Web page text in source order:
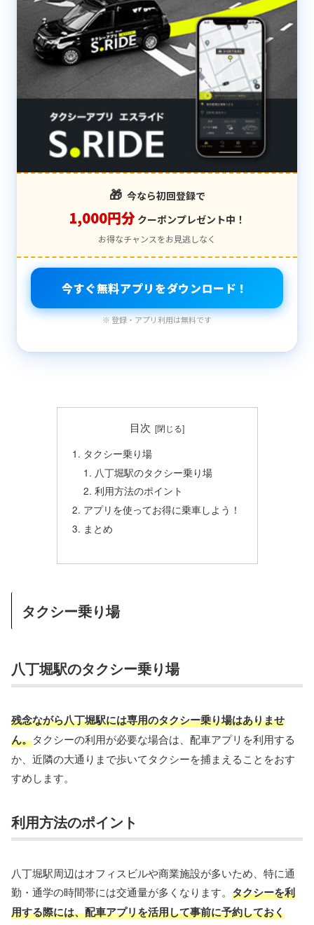
🎁 今なら初回登録で
1,000円分 クーポンプレゼント中！
お得なチャンスをお見逃しなく
今すぐ無料アプリをダウンロード！
※ 登録・アプリ利用は無料です
目次
タクシー乗り場
八丁堀駅のタクシー乗り場
利用方法のポイント
アプリを使ってお得に乗車しよう！
まとめ
タクシー乗り場
八丁堀駅のタクシー乗り場
残念ながら八丁堀駅には専用のタクシー乗り場はありませ
ん。タクシーの利用が必要な場合は、配車アプリを利用する
か、近隣の大通りまで歩いてタクシーを捕まえることをおす
すめします。
利用方法のポイント
八丁堀駅周辺はオフィスビルや商業施設が多いため、特に通
勤・通学の時間帯には交通量が多くなります。 タクシーを利
用する際には、配車アプリを活用して事前に予約しておく